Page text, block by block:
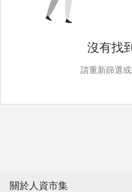
沒有找
請重新篩選或
關於人資市集